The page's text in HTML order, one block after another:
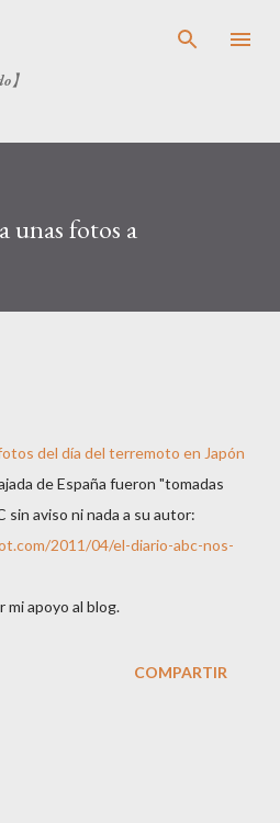
principal
】
unas fotos a
del día del terremoto en Japón
de España fueron "tomadas
sin aviso ni nada a su autor:
2011/04/el-diario-abc-nos-
mi apoyo al blog.
COMPARTIR